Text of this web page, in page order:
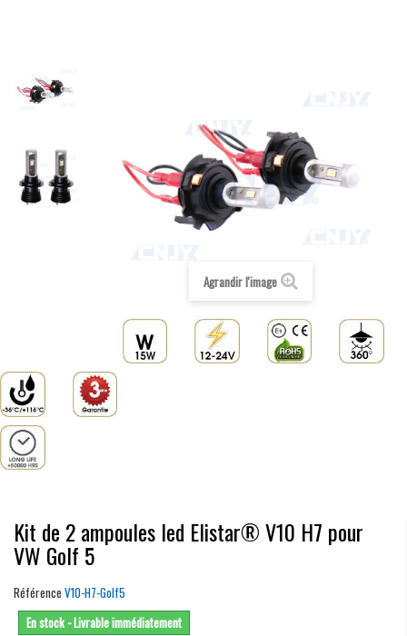
Agrandir l'image
Kit de 2 ampoules led Elistar® V10 H7 pour
VW Golf 5
Référence V10-H7-Golf5
En stock - Livrable immédiatement